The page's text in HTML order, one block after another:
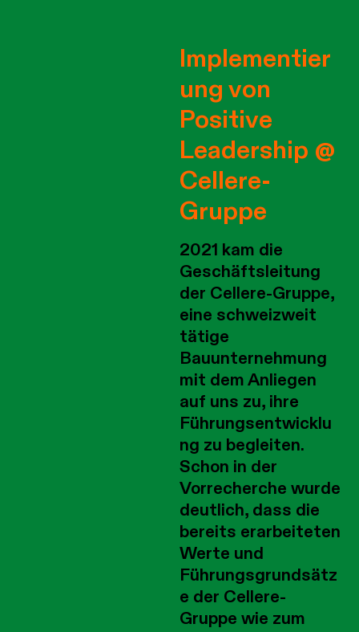
Implementier
ung von
Positive
Leadership @
Cellere-
Gruppe
2021 kam die
Geschäftsleitung
der Cellere-Gruppe,
eine schweizweit
tätige
Bauunternehmung
mit dem Anliegen
auf uns zu, ihre
Führungsentwicklu
ng zu begleiten.
Schon in der
Vorrecherche wurde
deutlich, dass die
bereits erarbeiteten
Werte und
Führungsgrundsätz
e der Cellere-
Gruppe wie zum